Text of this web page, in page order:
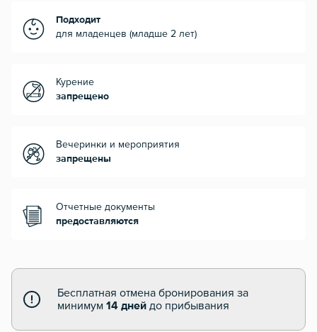
Подходит
для младенцев (младше 2 лет)
Курение
запрещено
Вечеринки и мероприятия
запрещены
Отчетные документы
предоставляются
Бесплатная отмена бронирования за
минимум 14 дней до прибывания